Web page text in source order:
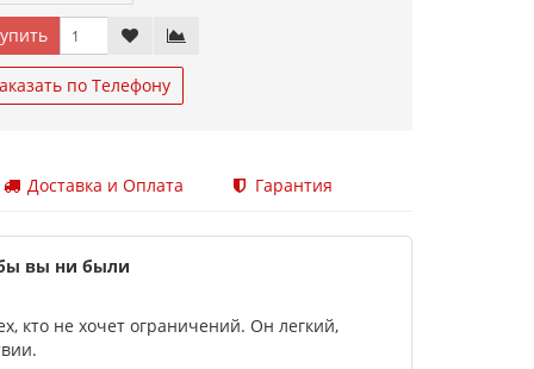
по Телефону
Доставка и Оплата Гарантия
вы ни были
кто не хочет ограничений. Он легкий,